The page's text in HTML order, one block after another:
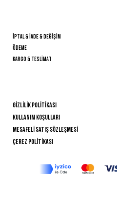
GİZLİLİK POLİTİKASI
Kullanım Koşulları
Mesafelİ Satış Sözleşmesİ
ÇEREZ POLİTİKASI
İPTAL & İADE & DEĞİŞİM
ÖDEME
KARGO & TESLİMAT